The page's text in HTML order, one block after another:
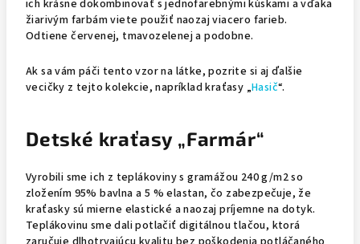
ich krásne dokombinovať s jednofarebnými kúskami a vďaka
žiarivým farbám viete použiť naozaj viacero farieb.
Odtiene červenej, tmavozelenej a podobne.
Ak sa vám páči tento vzor na látke, pozrite si aj ďalšie
vecičky z tejto kolekcie, napríklad kraťasy „Hasič“.
Detské kraťasy „Farmár“
Vyrobili sme ich z teplákoviny s gramážou 240 g/m2 so
zložením 95% bavlna a 5 % elastan, čo zabezpečuje, že
kraťasky sú mierne elastické a naozaj príjemne na dotyk.
Teplákovinu sme dali potlačiť digitálnou tlačou, ktorá